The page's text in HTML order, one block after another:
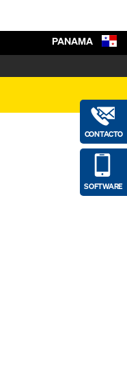
CONTACTO
SOFTWARE
PANAMA